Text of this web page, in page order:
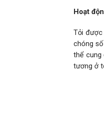
Hoạt
Tỏi
chóng
thể cung
tương ở